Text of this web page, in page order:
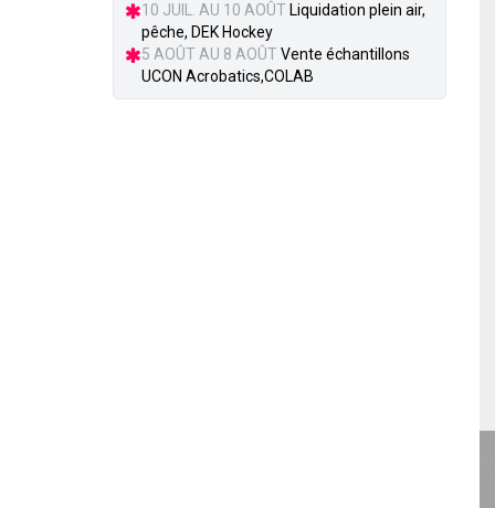
10 JUIL. AU 10 AOÛT Liquidation plein air,
pêche, DEK Hockey
5 AOÛT AU 8 AOÛT Vente échantillons
UCON Acrobatics,COLAB